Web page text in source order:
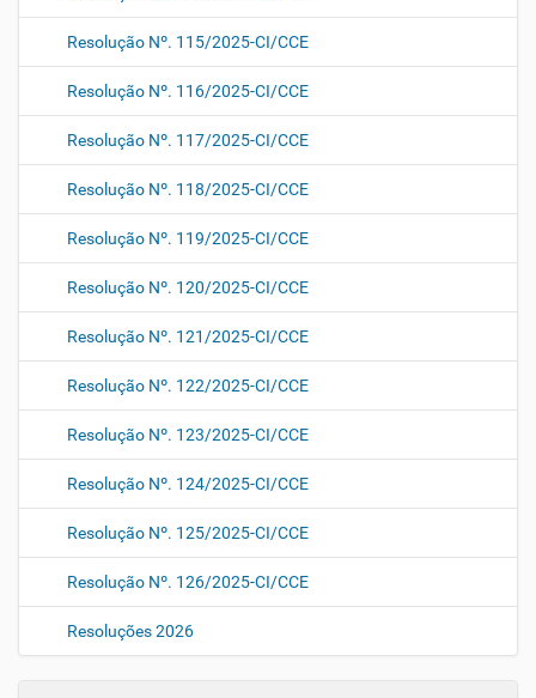
Resolução Nº. 115/2025-CI/CCE
Resolução Nº. 116/2025-CI/CCE
Resolução Nº. 117/2025-CI/CCE
Resolução Nº. 118/2025-CI/CCE
Resolução Nº. 119/2025-CI/CCE
Resolução Nº. 120/2025-CI/CCE
Resolução Nº. 121/2025-CI/CCE
Resolução Nº. 122/2025-CI/CCE
Resolução Nº. 123/2025-CI/CCE
Resolução Nº. 124/2025-CI/CCE
Resolução Nº. 125/2025-CI/CCE
Resolução Nº. 126/2025-CI/CCE
Resoluções 2026